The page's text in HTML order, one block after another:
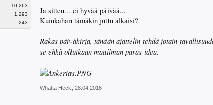
10,263
1,293
243
Ja sitten... ei hyvää päivää...
Kuinkahan tämäkin juttu alkaisi?
Rakas päiväkirja, tänään ajattelin tehdä jotain
se ehkä ollutkaan maailman paras idea.
Whatta Heck 28.04.2016